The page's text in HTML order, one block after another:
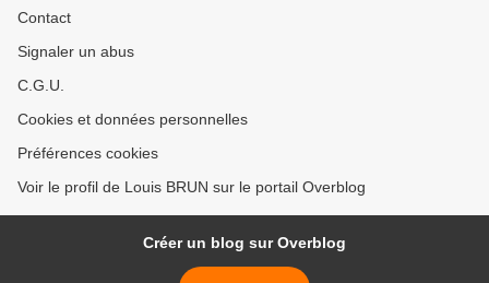
Contact
Signaler un abus
C.G.U.
Cookies et données personnelles
Préférences cookies
Voir le profil de Louis BRUN sur le portail Overblog
Créer un blog sur Overblog